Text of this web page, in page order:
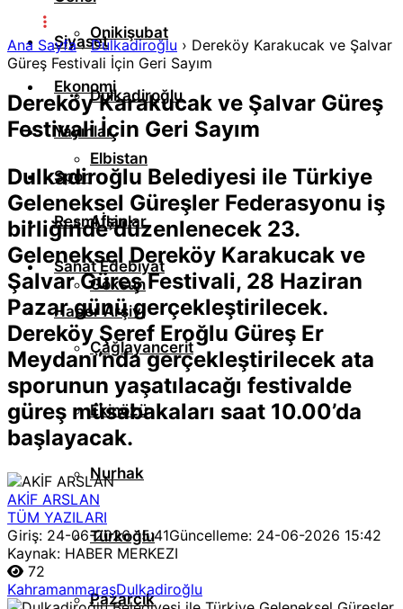
Onikişubat
Dulkadiroğlu
Elbistan
Afşin
Göksun
Çağlayancerit
Ekinözü
Nurhak
Türkoğlu
Pazarcık
Siyaset
Ekonomi
Yayınlar
Spor
Resmi İlanlar
Sanat Edebiyat
Haber Arşivi
Ana Sayfa›Dulkadiroğlu › Dereköy Karakucak ve Şalvar
Güreş Festivali İçin Geri Sayım
Dereköy Karakucak ve Şalvar Güreş
Festivali İçin Geri Sayım
Dulkadiroğlu Belediyesi ile Türkiye
Geleneksel Güreşler Federasyonu iş
birliğinde düzenlenecek 23.
Geleneksel Dereköy Karakucak ve
Şalvar Güreş Festivali, 28 Haziran
Pazar günü gerçekleştirilecek.
Dereköy Şeref Eroğlu Güreş Er
Meydanı’nda gerçekleştirilecek ata
sporunun yaşatılacağı festivalde
güreş müsabakaları saat 10.00’da
başlayacak.
AKİF ARSLAN
TÜM YAZILARI
Giriş: 24-06-2026 15:41Güncelleme: 24-06-2026 15:42
Kaynak: HABER MERKEZI
72
KahramanmaraşDulkadiroğlu